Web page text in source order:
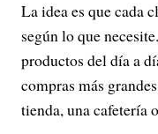
La idea es que cada
según lo que
productos del día a
compras más
tienda, una cafetería